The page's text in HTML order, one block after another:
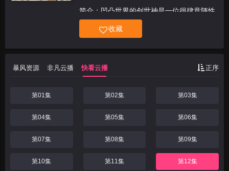
简介：凹凸世界的创世神是一位很肆意随性
的神明。他创造了凹凸世界的无数星球和人
民，又随心所欲毫无规律地统治着他们——
他让有的星球富饶美丽，让有的星球贫瘠荒
民承担重税苦役。
收藏
暴风资源 非凡云播 快看云播 正序
第01集 第02集 第03集
第04集 第05集 第06集
第07集 第08集 第09集
第10集 第11集 第12集